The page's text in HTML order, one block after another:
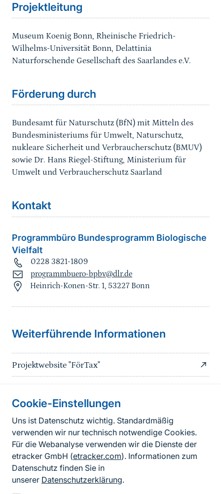
Cookie-Einstellungen
Uns ist Datenschutz wichtig. Standardmäßig
verwenden wir nur technisch notwendige Cookies.
Für die Webanalyse verwenden wir die Dienste der
etracker GmbH (etracker.com). Informationen zum
Datenschutz finden Sie in
unserer Datenschutzerklärung.
Projektleitung
Museum Koenig Bonn, Rheinische Friedrich-
Wilhelms-Universität Bonn, Delattinia
Naturforschende Gesellschaft des Saarlandes e.V.
Förderung durch
Bundesamt für Naturschutz (BfN) mit Mitteln des
Bundesministeriums für Umwelt, Naturschutz,
nukleare Sicherheit und Verbraucherschutz (BMUV)
sowie Dr. Hans Riegel-Stiftung, Ministerium für
Umwelt und Verbraucherschutz Saarland
Kontakt
Programmbüro Bundesprogramm Biologische
Vielfalt
0228 3821-1809
programmbuero-bpbv@dlr.de
Heinrich-Konen-Str. 1, 53227 Bonn
Sprungmarke
Weiterführende Informationen
Projektwebsite "FörTax"
Informationen zur Seite
FußzeileKontakt zum BfN
Kontaktformular
Erklärung zur Barrierefreiheit